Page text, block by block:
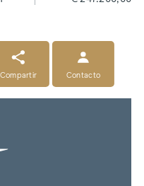
Compartir
Contacto